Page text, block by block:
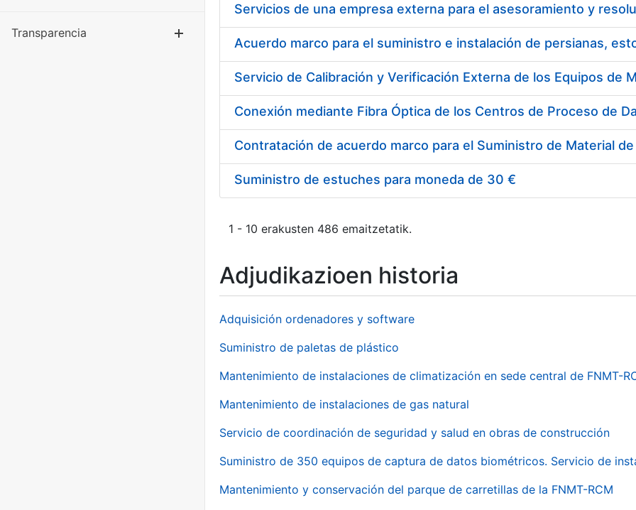
Transparencia Erakutsi/Ezkutatu
Acuerdo marco para el suministro e instalación de persianas,
Suministro de estuches para moneda de 30 €
1 - 10 erakusten 486 emaitzetatik.
Adjudikazioen historia
Adquisición ordenadores y software
Suministro de paletas de plástico
Mantenimiento de instalaciones de climatización en sede central de FNMT-
Mantenimiento de instalaciones de gas natural
Servicio de coordinación de seguridad y salud en obras de construcción
Suministro de 350 equipos de captura de datos biométricos. Servicio de
Mantenimiento y conservación del parque de carretillas de la FNMT-RCM